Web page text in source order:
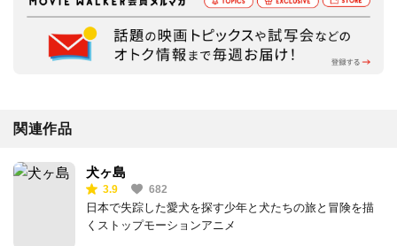
関連作品
犬ヶ島
3.9 682
日本で失踪した愛犬を探す少年と犬たちの旅と冒険を描
くストップモーションアニメ